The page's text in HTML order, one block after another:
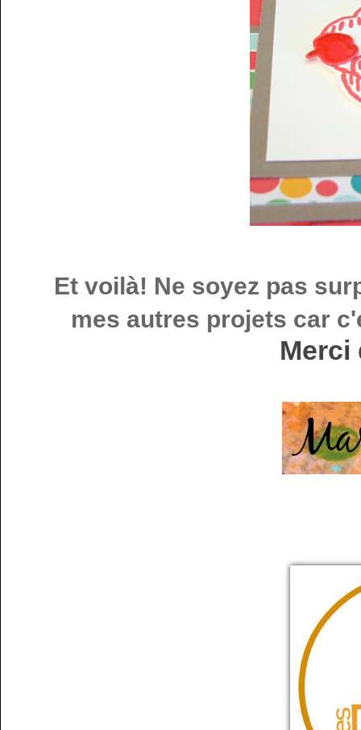
Et voilà! Ne soyez pas
mes autres projets car
Merci